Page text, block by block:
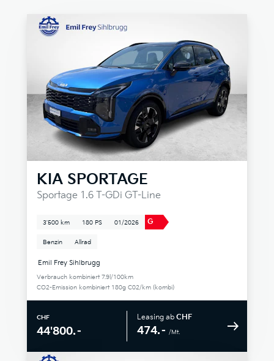
KIA SPORTAGE
Sportage 1.6 T-GDi GT-Line
3'500 km 180 PS 01/2026 G
Benzin Allrad
Emil Frey Sihlbrugg
Verbrauch kombiniert 7.9l/100km
CO2-Emission kombiniert 180g C02/km (kombi)
CHF
44'800.–
Leasing ab CHF
474.– /Mt.